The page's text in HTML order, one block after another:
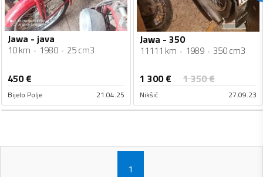
Jawa - java
10 km 1980 25 cm3
450€
Bijelo Polje 21.04.25
Jawa - 350
11111 km 1989 350 cm3
1 300€ 1 350€
Nikšić 27.09.23
1